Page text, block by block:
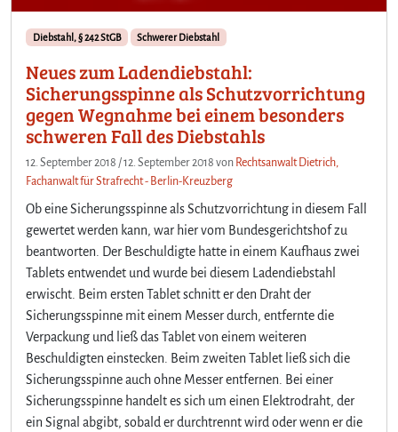
Diebstahl, § 242 StGB Schwerer Diebstahl
Neues zum Ladendiebstahl:
Sicherungsspinne als Schutzvorrichtung
gegen Wegnahme bei einem besonders
schweren Fall des Diebstahls
12. September 2018 /12. September 2018 von Rechtsanwalt Dietrich,
Fachanwalt für Strafrecht - Berlin-Kreuzberg
Ob eine Sicherungsspinne als Schutzvorrichtung in diesem Fall
gewertet werden kann, war hier vom Bundesgerichtshof zu
beantworten. Der Beschuldigte hatte in einem Kaufhaus zwei
Tablets entwendet und wurde bei diesem Ladendiebstahl
erwischt. Beim ersten Tablet schnitt er den Draht der
Sicherungsspinne mit einem Messer durch, entfernte die
Verpackung und ließ das Tablet von einem weiteren
Beschuldigten einstecken. Beim zweiten Tablet ließ sich die
Sicherungsspinne auch ohne Messer entfernen. Bei einer
Sicherungsspinne handelt es sich um einen Elektrodraht, der
ein Signal abgibt, sobald er durchtrennt wird oder wenn er die